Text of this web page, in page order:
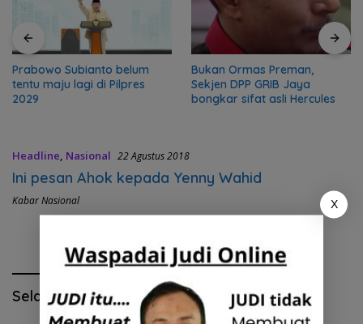
Prabowo Subianto belum
tentu maju lagi di Pilpres
2029
Bukan Ormas Preman,
Sekjen DPP GRIB Jaya
bongkar sifat asli Hercules
Headline, Nasional 22 Agustus 2018
Ini pesan Ahok kepada Yenny Wahid
Kabar Nasional
Selamat Hari Pendidikan Nasional
X